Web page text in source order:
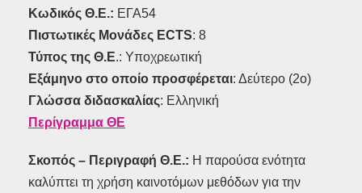
Κωδικός Θ.Ε.: ΕΓΑ54
Πιστωτικές Μονάδες ECTS: 8
Τύπος της Θ.Ε.: Υποχρεωτική
Εξάμηνο στο οποίο προσφέρεται: Δεύτερο (2ο)
Γλώσσα διδασκαλίας: Ελληνική
Περίγραμμα ΘΕ
Σκοπός – Περιγραφή Θ.Ε.: Η παρούσα ενότητα
καλύπτει τη χρήση καινοτόμων μεθόδων για την